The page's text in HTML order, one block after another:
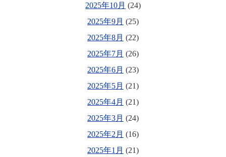
2025年10月 (24)
2025年9月 (25)
2025年8月 (22)
2025年7月 (26)
2025年6月 (23)
2025年5月 (21)
2025年4月 (21)
2025年3月 (24)
2025年2月 (16)
2025年1月 (21)